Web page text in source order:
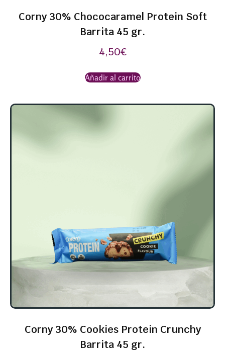
Corny 30% Chococaramel Protein Soft
Barrita 45 gr.
4,50€
Añadir al carrito
Corny 30% Cookies Protein Crunchy
Barrita 45 gr.